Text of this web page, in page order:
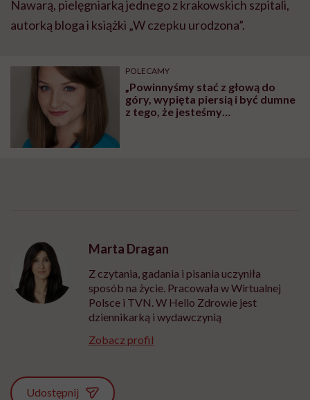
Nawarą, pielęgniarką jednego z krakowskich szpitali,
autorką bloga i książki „W czepku urodzona”.
POLECAMY
„Powinnyśmy stać z głową do
góry, wypięta piersią i być dumne
z tego, że jesteśmy
Marta Dragan
Z czytania, gadania i pisania uczyniła
sposób na życie. Pracowała w Wirtualnej
Polsce i TVN. W Hello Zdrowie jest
dziennikarką i wydawczynią
Zobacz profil
Udostępnij